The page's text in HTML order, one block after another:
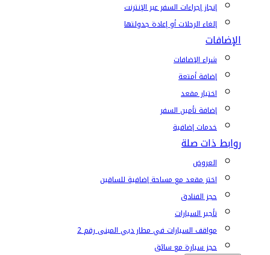
إنجاز إجراءات السفر عبر الإنترنت
إلغاء الرحلات أو إعادة جدولتها
الإضافات
شراء الإضافات
إضافة أمتعة
اختيار مقعد
إضافة تأمين السفر
خدمات إضافية
روابط ذات صلة
العروض
اختر مقعد مع مساحة إضافية للساقين
حجز الفنادق
تأجير السيارات
مواقف السيارات في مطار دبي المبنى رقم 2
حجز سيارة مع سائق